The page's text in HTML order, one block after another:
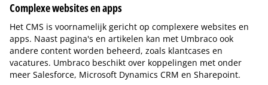
Complexe websites en apps
Het CMS is voornamelijk gericht op complexere websites en
apps. Naast pagina's en artikelen kan met Umbraco ook
andere content worden beheerd, zoals klantcases en
vacatures. Umbraco beschikt over koppelingen met onder
meer Salesforce, Microsoft Dynamics CRM en Sharepoint.